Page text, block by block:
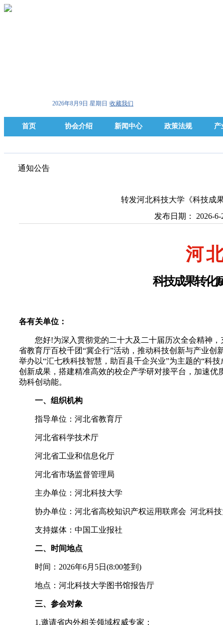
2026年8月9日 星期日 收藏我们
首页 协会介绍 新闻中心 政策法规 产
通知公告
转发河北科技大学《科技成
发布日期： 2026-
河北
科技成果转化
各有关单位：
您好!为深入贯彻党的二十大及二十届历次全会精神
省教育厅百校千团“冀企行”活动，推动科技创新与产业创
举办以“汇七秩科技智慧，助百县千企兴业”为主题的“科
创新成果，搭建精准高效的校企产学研对接平台，加速
劲科创动能。
一、组织机构
指导单位：河北省教育厅
河北省科学技术厅
河北省工业和信息化厅
河北省市场监督管理局
主办单位：河北科技大学
协办单位：河北省高校知识产权运用联席会 河北科
支持媒体：中国工业报社
二、时间地点
时间：2026年6月5日(8:00签到)
地点：河北科技大学图书馆报告厅
三、参会对象
1.邀请省内外相关领域权威专家；